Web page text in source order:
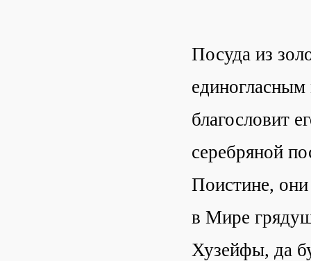
Посуда из
благословит
серебряной
Поистине, они
в Мире
Хузейфы, да